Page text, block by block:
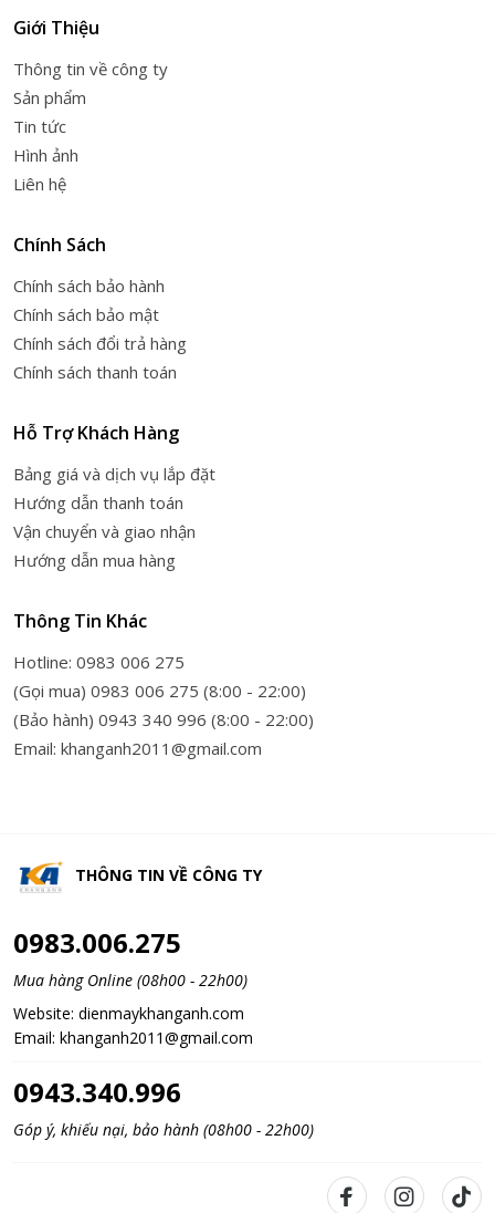
Giới Thiệu
Thông tin về công ty
Sản phẩm
Tin tức
Hình ảnh
Liên hệ
Chính Sách
Chính sách bảo hành
Chính sách bảo mật
Chính sách đổi trả hàng
Chính sách thanh toán
Hỗ Trợ Khách Hàng
Bảng giá và dịch vụ lắp đặt
Hướng dẫn thanh toán
Vận chuyển và giao nhận
Hướng dẫn mua hàng
Thông Tin Khác
Hotline: 0983 006 275
(Gọi mua) 0983 006 275 (8:00 - 22:00)
(Bảo hành) 0943 340 996 (8:00 - 22:00)
Email: khanganh2011@gmail.com
THÔNG TIN VỀ CÔNG TY
0983.006.275
Mua hàng Online (08h00 - 22h00)
Website: dienmaykhanganh.com
Email: khanganh2011@gmail.com
0943.340.996
Góp ý, khiếu nại, bảo hành (08h00 - 22h00)